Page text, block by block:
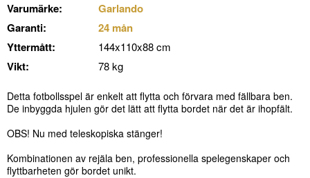
Varumärke:
Garlando
Garanti:
24 mån
Yttermått:
144x110x88 cm
Vikt: 78 kg
Detta fotbollsspel är enkelt att flytta och förvara med fällbara ben.
De inbyggda hjulen gör det lätt att flytta bordet när det är ihopfält.
OBS! Nu med teleskopiska stänger!
Kombinationen av rejäla ben, professionella spelegenskaper och
flyttbarheten gör bordet unikt.